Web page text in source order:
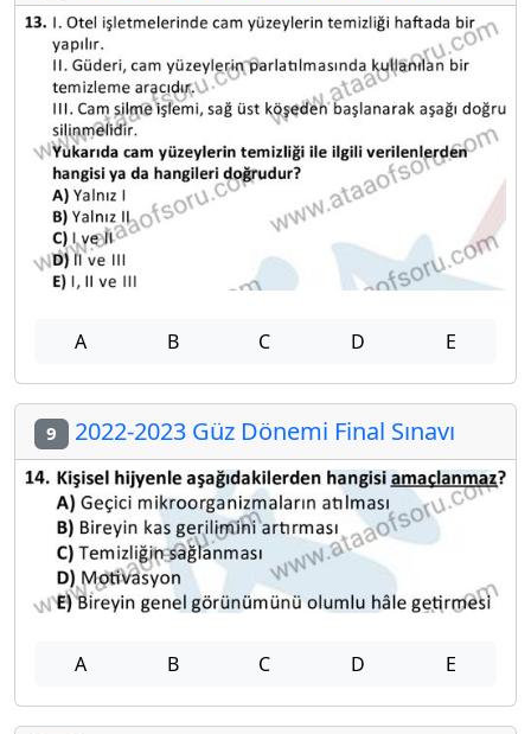
A B C D E
9 2022-2023 Güz Dönemi Final Sınavı
A B C D E